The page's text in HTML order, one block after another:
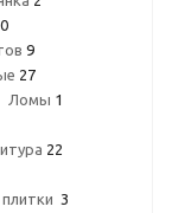
9
27
Ломы 1
22
3